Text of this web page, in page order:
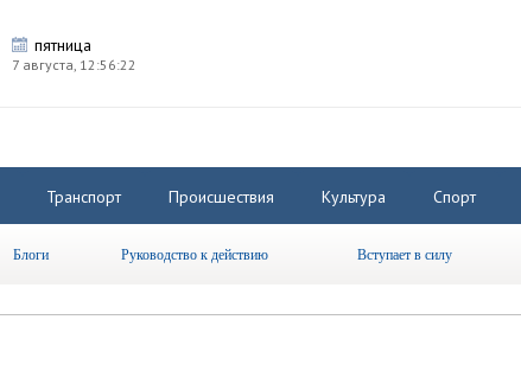
пятница
7 августа, 12:56:23
Транспорт Происшествия Культура Спорт
Блоги Руководство к действию Вступает в силу